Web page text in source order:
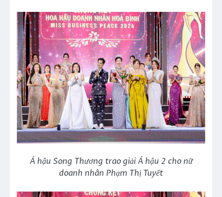
Á hậu Song Thương trao giải Á hậu 2 cho nữ
doanh nhân Phạm Thị Tuyết